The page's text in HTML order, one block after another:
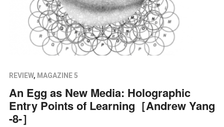
REVIEW, MAGAZINE 5
An Egg as New Media: Holographic
Entry Points of Learning［Andrew Yang
-8-］